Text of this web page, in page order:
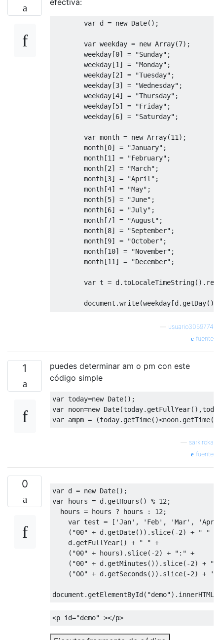
var d = new Date();
var weekday = new Array(7);
        weekday
[0] = "Sunday" ;
        weekday
[1 ] = "Monday" ;
        weekday
[2] = "Tuesday" ;
        weekday
[3] = "Wednesday" ;
        weekday
[4] = "Thursday" ;
        weekday
[5] = "Friday" ;
        weekday
[6] = "Saturday" ;
var month = new Array(11 );
        month
[0] = "January" ;
        month
[1 ] = "February" ;
        month
[2] = "March" ;
        month
[3] = "April" ;
        month
[4] = "May" ;
        month
[5] = "June" ;
        month
[6] = "July" ;
        month
[7] = "August" ;
        month
[8] = "September" ;
        month
[9] = "October" ;
        month
[10] = "November" ;
        month
[11 ] = "December" ;
var t = d.toLocaleTimeString().
        document
.write(weekday[d. getDay()]
time -->
usuario3059774
fuente
1
puedes determinar am o pm con este
código simple
var today=new Date();
var noon=new Date(today. getFullYear(),
var ampm = (today. getTime()<noon. getTime
sarkiroka
fuente
0
var d = new Date();
var hours = d. getHours () % 12 ;
  hours
= hours ? hours : 12 ;
var test = [ 'Jan' , 'Feb' , 'Mar' , 'Apr'
( "00" + d. getDate()). slice(-2) + " "
    d
. getFullYear() + " " +
( "00" + hours). slice(-2) + ":" +
( "00" + d. getMinutes ()). slice(-2) +
( "00" + d. getSeconds ()). slice(-2) + '
document . getElementById( "demo"). innerHTML
<p id="demo" ></p>